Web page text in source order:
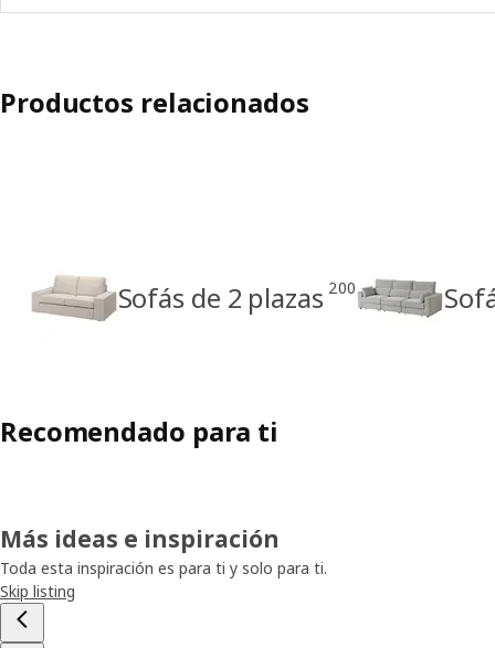
Productos relacionados
Sofás de 2 plazas 200
Recomendado para ti
Más ideas e inspiración
Toda esta inspiración es para ti y solo para ti.
Skip listing